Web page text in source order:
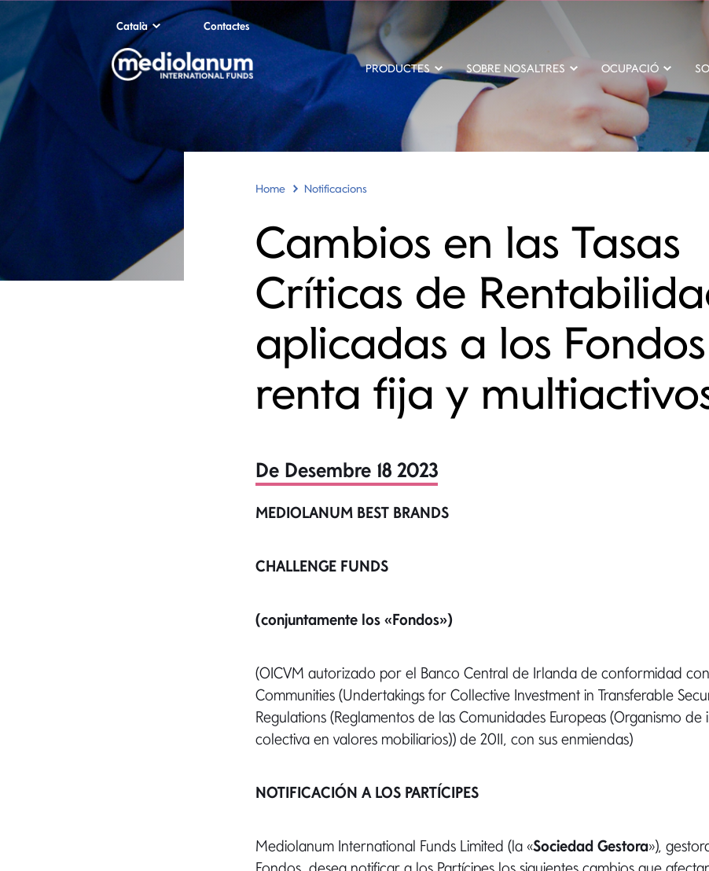
Català Contactes
PRODUCTES SOBRE NOSALTRES OCUPACIÓ
Home Notificacions
Cambios en las Tasas
Críticas de
aplicadas a los
renta fija y
De Desembre 18 2023
MEDIOLANUM BEST BRANDS
CHALLENGE FUNDS
(conjuntamente los «Fondos»)
(OICVM autorizado por el Banco Central de Irlanda de conformidad
Communities (Undertakings for Collective Investment in Transferable
Regulations (Reglamentos de las Comunidades Europeas (Organismo de
colectiva en valores mobiliarios)) de 2011, con sus enmiendas)
NOTIFICACIÓN A LOS PARTÍCIPES
Mediolanum International Funds Limited (la «Sociedad Gestora»),